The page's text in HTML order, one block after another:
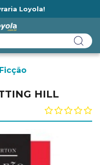
Loyola!
Ficção
HILL